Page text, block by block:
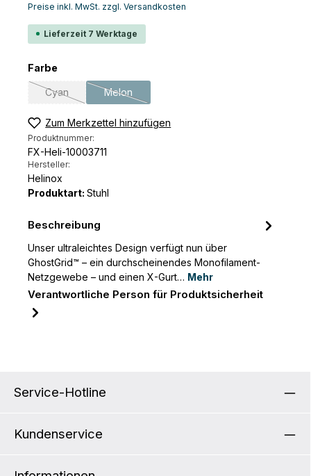
Preise inkl. MwSt. zzgl. Versandkosten
Lieferzeit 7 Werktage
Farbeauswählen
Cyan
(Diese Option ist zurzeit nicht verfügbar.)
Melon
(Diese Option ist zurzeit nicht verfügbar.)
Zum Merkzettel hinzufügen
Produktnummer:
FX-Heli-10003711
Hersteller:
Helinox
Produktart: Stuhl
Beschreibung
Unser ultraleichtes Design verfügt nun über
GhostGrid™ – ein durchscheinendes Monofilament-
Netzgewebe – und einen X-Gurt… Mehr
Verantwortliche Person für Produktsicherheit
Service-Hotline
Kundenservice